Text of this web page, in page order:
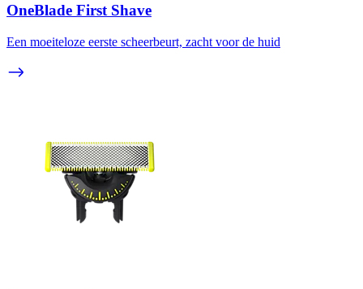
OneBlade First Shave
Een moeiteloze eerste scheerbeurt, zacht voor de huid